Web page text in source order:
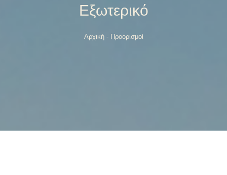
Εξωτερικό
Αρχική- Προορισμοί